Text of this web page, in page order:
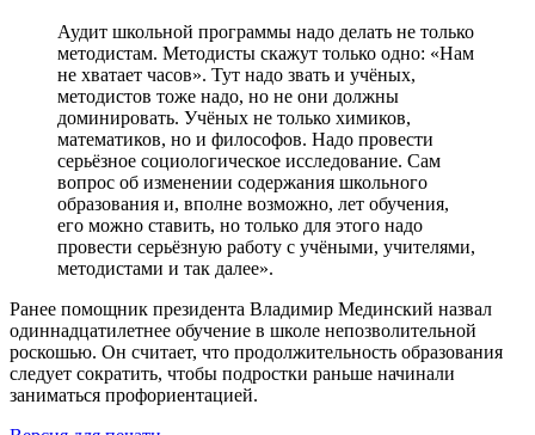
Аудит школьной программы надо делать не только
методистам. Методисты скажут только одно: «Нам
не хватает часов». Тут надо звать и учёных,
методистов тоже надо, но не они должны
доминировать. Учёных не только химиков,
математиков, но и философов. Надо провести
серьёзное социологическое исследование. Сам
вопрос об изменении содержания школьного
образования и, вполне возможно, лет обучения,
его можно ставить, но только для этого надо
провести серьёзную работу с учёными, учителями,
методистами и так далее».
Ранее помощник президента Владимир Мединский назвал
одиннадцатилетнее обучение в школе непозволительной
роскошью. Он считает, что продолжительность образования
следует сократить, чтобы подростки раньше начинали
заниматься профориентацией.